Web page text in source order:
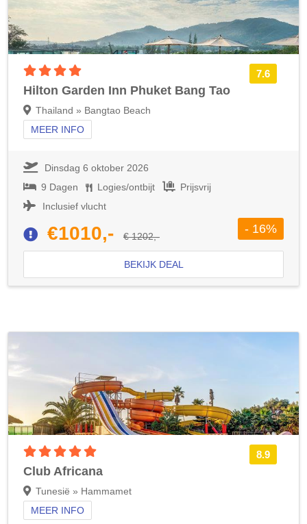
7.6
Hilton Garden Inn Phuket Bang Tao
Thailand » Bangtao Beach
MEER INFO
Dinsdag 6 oktober 2026
9 Dagen
Logies/ontbijt
Prijsvrij
Inclusief vlucht
€1010,- € 1202,-
- 16%
BEKIJK DEAL
8.9
Club Africana
Tunesië » Hammamet
MEER INFO